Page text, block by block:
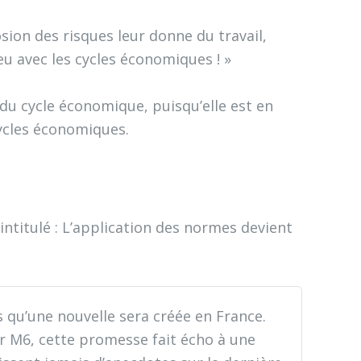
des risques leur donne du travail,
avec les cycles économiques ! »
cycle économique, puisqu’elle est en
économiques.
: L’application des normes devient
nouvelle sera créée en France.
M6, cette promesse fait écho à une